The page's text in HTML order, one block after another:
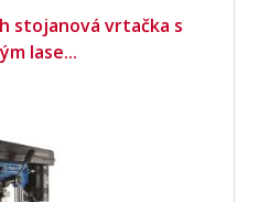
stojanová vrtačka s
lase...